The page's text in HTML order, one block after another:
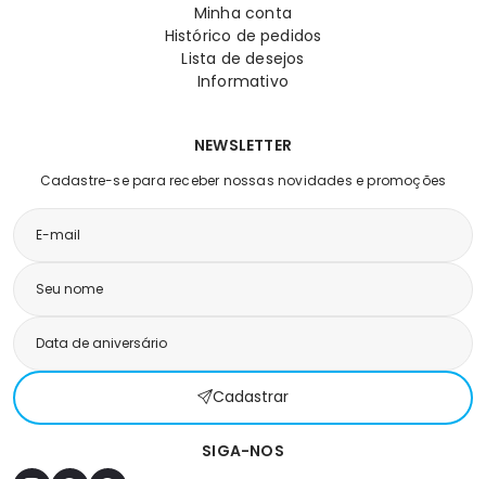
Minha conta
Histórico de pedidos
Lista de desejos
Informativo
NEWSLETTER
Cadastre-se para receber nossas novidades e promoções
Cadastrar
SIGA-NOS